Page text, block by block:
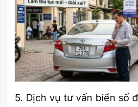
5. Dịch vụ tư vấn biển số